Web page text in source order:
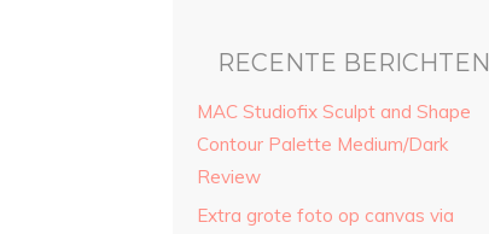
RECENTE BERICHTEN
MAC Studiofix Sculpt and Shape
Contour Palette Medium/Dark
Review
Extra grote foto op canvas via